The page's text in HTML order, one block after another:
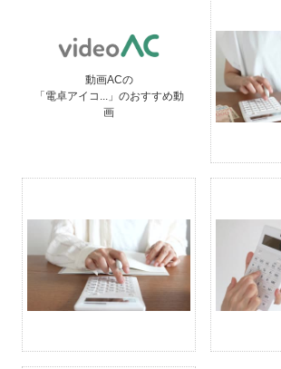
動画ACの
「電卓アイコ...」のおすすめ動
画